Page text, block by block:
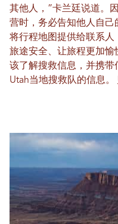
其他人，”卡兰廷说道。
营时，务必告知他人自
将行程地图提供给联系
旅途安全、让旅程更加
该了解搜救信息，并携
Utah当地搜救队的信息。